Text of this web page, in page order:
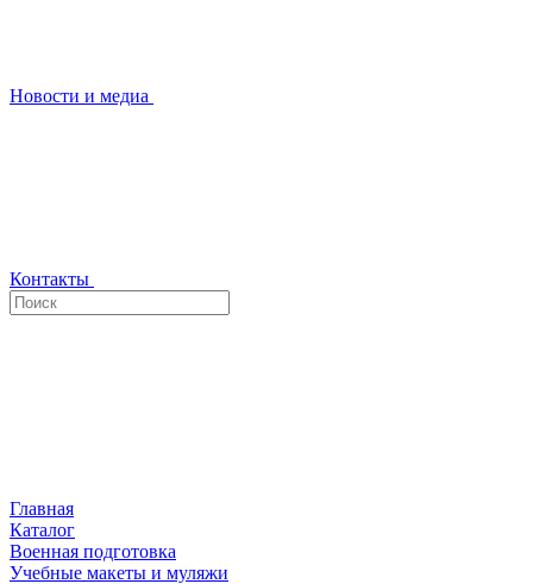
Новости и медиа
Контакты
Главная
Каталог
Военная подготовка
Учебные макеты и муляжи